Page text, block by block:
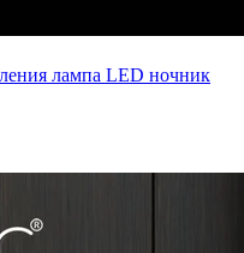
лампа LED ночник